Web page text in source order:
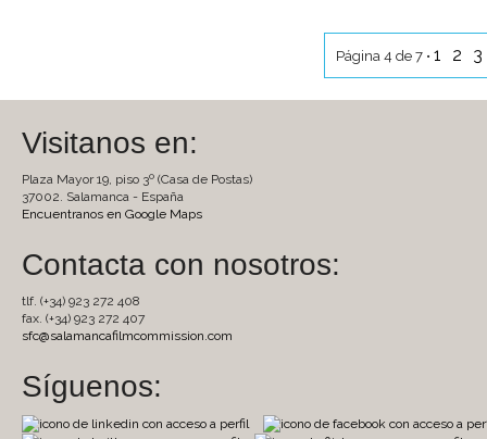
Página 4 de 7 • 1 2 3
Visitanos en:
Plaza Mayor 19, piso 3º (Casa de Postas)
37002. Salamanca - España
Encuentranos en Google Maps
Contacta con nosotros:
tlf. (+34) 923 272 408
fax. (+34) 923 272 407
sfc@salamancafilmcommission.com
Síguenos: